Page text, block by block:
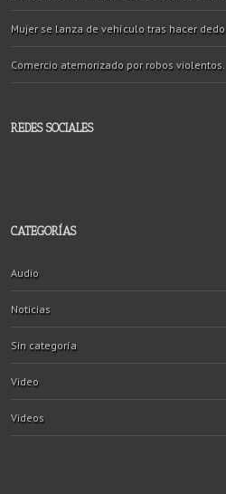
Mujer se lanza de vehículo tras hacer dedo
Comercio atemorizado por robos violentos.
REDES SOCIALES
CATEGORÍAS
Audio
Noticias
Sin categoría
Video
Videos